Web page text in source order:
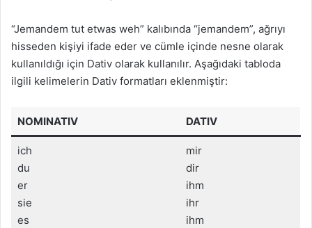
“Jemandem tut etwas weh” kalıbında “jemandem”, ağrıyı
hisseden kişiyi ifade eder ve cümle içinde nesne olarak
kullanıldığı için Dativ olarak kullanılır. Aşağıdaki tabloda
ilgili kelimelerin Dativ formatları eklenmiştir:
NOMINATIV DATIV
ich
du
er
sie
es
mir
dir
ihm
ihr
ihm